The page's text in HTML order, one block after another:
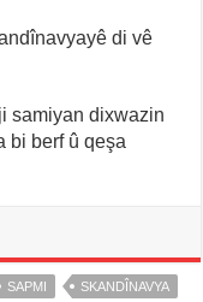
di vê
samiyan dixwazin
bi berf û qeşa
SAPMI SKANDÎNAVYA